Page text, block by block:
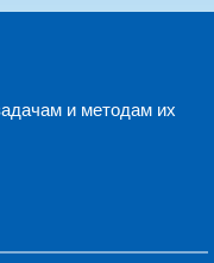
и методам их